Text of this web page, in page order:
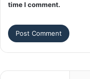
time I comment.